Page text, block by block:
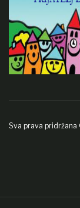
Sva prava